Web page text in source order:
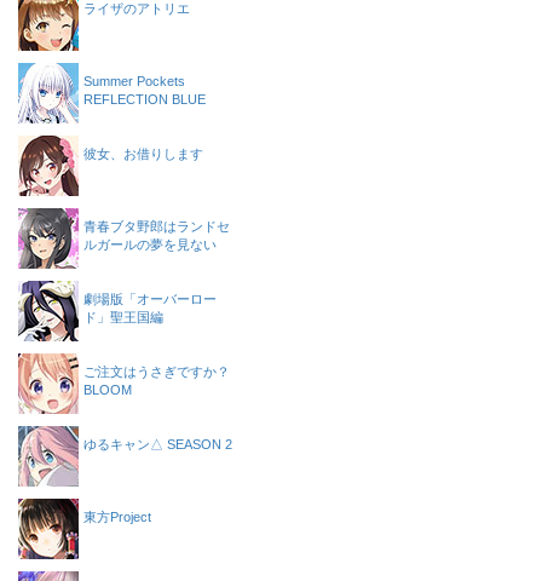
ライザのアトリエ
Summer Pockets
REFLECTION BLUE
彼女、お借りします
青春ブタ野郎はランドセ
ルガールの夢を見ない
劇場版「オーバーロー
ド」聖王国編
ご注文はうさぎですか？
BLOOM
ゆるキャン△ SEASON 2
東方Project